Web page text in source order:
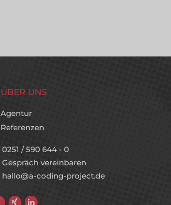
ÜBER UNS
Agentur
Referenzen
0251 / 590 644 - 0
Gespräch vereinbaren
hallo@a-coding-project.de